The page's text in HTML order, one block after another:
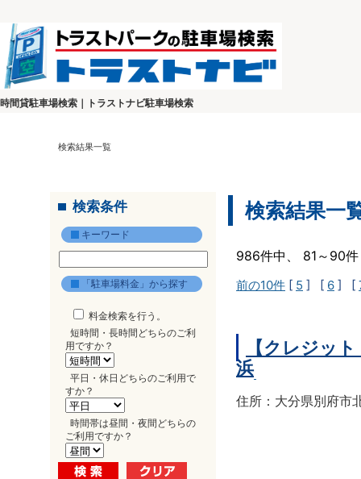
時間貸駐車場検索｜トラストナビ駐車場検索
検索結果一覧
検索条件
キーワード
「駐車場料金」から探す
料金検索を行う。
短時間・長時間どちらのご利
用ですか？
平日・休日どちらのご利用で
すか？
時間帯は昼間・夜間どちらの
ご利用ですか？
検索結果一
986件中、 81～90
前の10件 [ 5 ] [ 6 ] [
【クレジッ
浜
住所：大分県別府市